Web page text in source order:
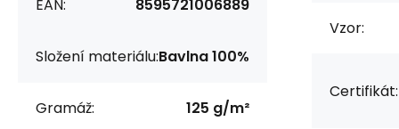
EAN: 8595721006889
Složení materiálu:Bavlna 100%
Gramáž: 125 g/m²
Vzor:
Certifikát: